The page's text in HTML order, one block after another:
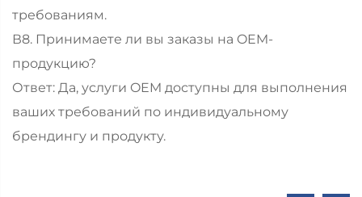
требованиям.
В8. Принимаете ли вы заказы на OEM-
продукцию?
Ответ: Да, услуги OEM доступны для выполнения
ваших требований по индивидуальному
брендингу и продукту.